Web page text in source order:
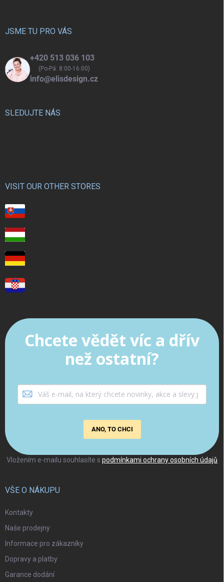
Vložením e-mailu souhlasíte s podmínkami ochrany osobních údajů
Chcete vědět víc a dřív
než ostatní?
ANO, TO CHCI
JSME TU PRO VÁS
+420 513 036 103
(Po-Pá: 8:00-16:00)
info@elisdesign.cz
SLEDUJTE NÁS
VISIT OUR OTHER STORES
VŠE O NÁKUPU
Kontakty
Naše prodejny
Informace pro zákazníky
Dopravy a platby
Garance dodání